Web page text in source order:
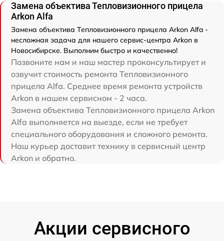
Замена объектива Тепловизионного прицела
Arkon Alfa
Замена объектива Тепловизионного прицела Arkon Alfa -
несложная задача для нашего сервис-центра Arkon в
Новосибирске. Выполним быстро и качественно!
Позвоните нам и наш мастер проконсультирует и
озвучит стоимость ремонта Тепловизионного
прицела Alfa. Среднее время ремонта устройств
Arkon в нашем сервисном - 2 часа.
Замена объектива Тепловизионного прицела Arkon
Alfa выполняется на выезде, если не требует
специального оборудования и сложного ремонта.
Наш курьер доставит технику в сервисный центр
Arkon и обратно.
Акции сервисного